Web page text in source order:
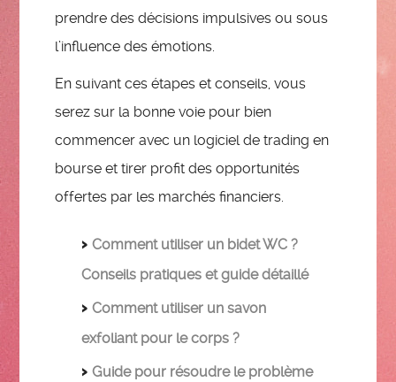
prendre des décisions impulsives ou sous
l’influence des émotions.
En suivant ces étapes et conseils, vous
serez sur la bonne voie pour bien
commencer avec un logiciel de trading en
bourse et tirer profit des opportunités
offertes par les marchés financiers.
Comment utiliser un bidet WC ?
Conseils pratiques et guide détaillé
Comment utiliser un savon
exfoliant pour le corps ?
Guide pour résoudre le problème